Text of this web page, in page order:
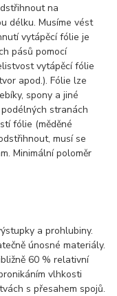
na
délku. Musíme vést
vytápěcí fólie je
pásů pomocí
vytápěcí fólie
apod.). Fólie lze
spony a jiné
stranách
fólie (měděné
musí se
Minimální poloměr
a prohlubiny.
únosné materiály.
60 % relativní
vlhkosti
s přesahem spojů.